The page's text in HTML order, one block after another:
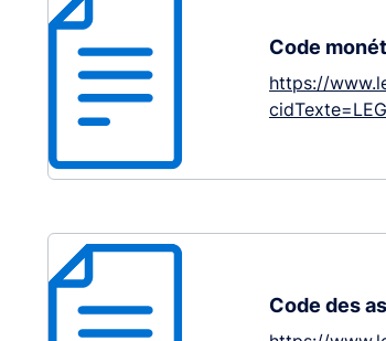
Code
https://
Code des